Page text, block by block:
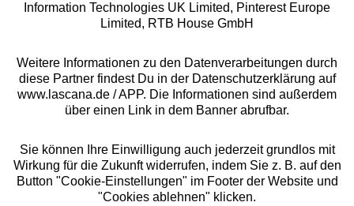
** Bonität vorausgesetzt, berechtigt zur Bonitätsprüfung
Information Technologies UK Limited, Pinterest Europe
Limited, RTB House GmbH
Weitere Informationen zu den Datenverarbeitungen durch
diese Partner findest Du in der Datenschutzerklärung auf
www.lascana.de / APP. Die Informationen sind außerdem
über einen Link in dem Banner abrufbar.
Sie können Ihre Einwilligung auch jederzeit grundlos mit
Wirkung für die Zukunft widerrufen, indem Sie z. B. auf den
Button "Cookie-Einstellungen" im Footer der Website und
"Cookies ablehnen" klicken.